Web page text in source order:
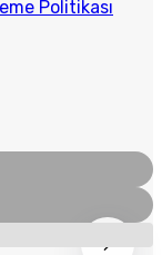
Politikası